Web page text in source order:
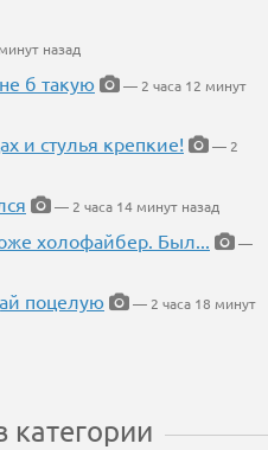
назад
б такую
— 2 часа 12 минут
и стулья крепкие!
— 2
— 2 часа 14 минут назад
холофайбер. Был...
—
поцелую
— 2 часа 18 минут